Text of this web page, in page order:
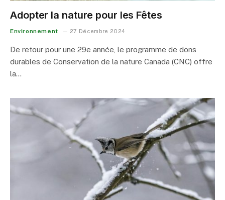
Adopter la nature pour les Fêtes
Environnement 27 Décembre 2024
De retour pour une 29e année, le programme de dons
durables de Conservation de la nature Canada (CNC) offre
la…